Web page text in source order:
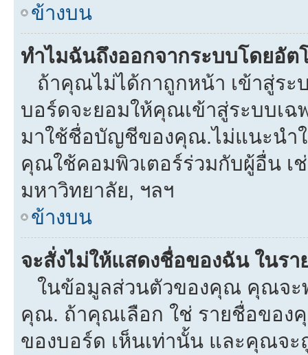
ข้างบน
ทำไมฉันถึงออกจากระบบโดยอัต
ถ้าคุณไม่ได้กาถูกหน้า เข้าสู่ระ
บอร์ดจะยอมให้คุณเข้าสู่ระบบเ
มาใช้ชื่อบัญชีของคุณ.ไม่แนะนำ
คุณใช้คอมพิวเตอร์ร่วมกับผู้อื่น เ
มหาวิทยาลัย, ฯลฯ
ข้างบน
จะสั่งไม่ให้แสดงชื่อของฉัน ในร
ในข้อมูลส่วนตัวของคุณ คุณจะ
คุณ. ถ้าคุณเลือก ใช่ รายชื่อของ
ของบอร์ด เห็นเท่านั้น และคุณจ